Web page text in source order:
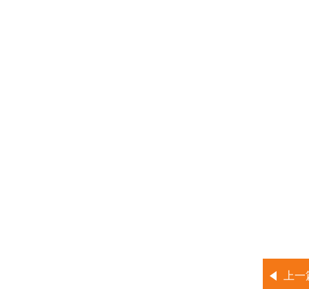
上